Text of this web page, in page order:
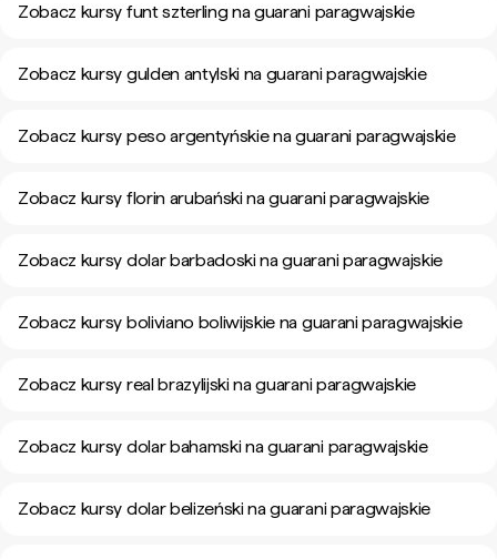
Zobacz kursy funt szterling na guarani paragwajskie
Zobacz kursy gulden antylski na guarani paragwajskie
Zobacz kursy peso argentyńskie na guarani paragwajskie
Zobacz kursy florin arubański na guarani paragwajskie
Zobacz kursy dolar barbadoski na guarani paragwajskie
Zobacz kursy boliviano boliwijskie na guarani paragwajskie
Zobacz kursy real brazylijski na guarani paragwajskie
Zobacz kursy dolar bahamski na guarani paragwajskie
Zobacz kursy dolar belizeński na guarani paragwajskie